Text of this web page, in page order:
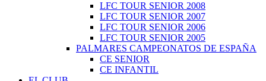
LFC TOUR SENIOR 2008
LFC TOUR SENIOR 2007
LFC TOUR SENIOR 2006
LFC TOUR SENIOR 2005
PALMARES CAMPEONATOS DE ESPAÑA
CE SENIOR
CE INFANTIL